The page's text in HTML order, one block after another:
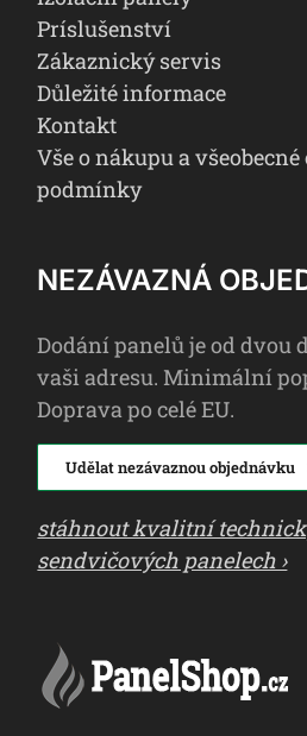
Príslušenství
Zákaznický servis
Důležité informace
Kontakt
Vše o nákupu a
podmínky
NEZÁVAZNÁ
Dodání panelů je od dvou
vaši adresu. Minimální
Doprava po celé EU.
Udělat nezávaznou objednávku
stáhnout kvalitní
sendvičových panelech ›